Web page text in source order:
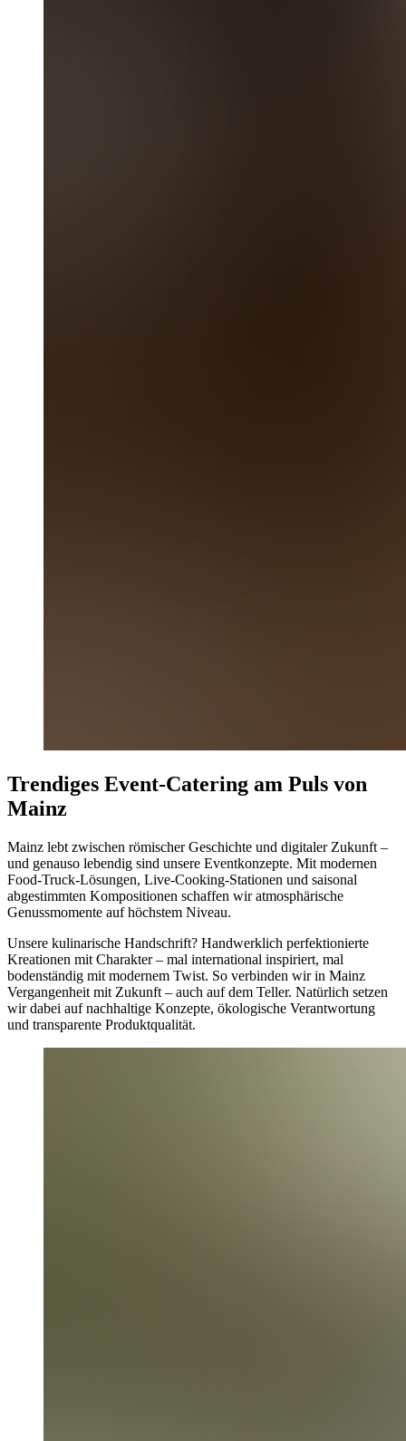
Trendiges Event-Catering am Puls von
Mainz
Mainz lebt zwischen römischer Geschichte und digitaler Zukunft –
und genauso lebendig sind unsere Eventkonzepte. Mit modernen
Food-Truck-Lösungen, Live-Cooking-Stationen und saisonal
abgestimmten Kompositionen schaffen wir atmosphärische
Genussmomente auf höchstem Niveau.
Unsere kulinarische Handschrift? Handwerklich perfektionierte
Kreationen mit Charakter – mal international inspiriert, mal
bodenständig mit modernem Twist. So verbinden wir in Mainz
Vergangenheit mit Zukunft – auch auf dem Teller. Natürlich setzen
wir dabei auf nachhaltige Konzepte, ökologische Verantwortung
und transparente Produktqualität.